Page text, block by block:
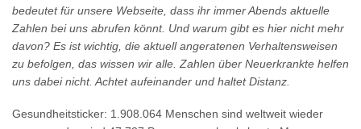
bedeutet für unsere Webseite, dass ihr immer Abends aktuelle
Zahlen bei uns abrufen könnt. Und warum gibt es hier nicht mehr
davon? Es ist wichtig, die aktuell angeratenen Verhaltensweisen
zu befolgen, das wissen wir alle. Zahlen über Neuerkrankte helfen
uns dabei nicht. Achtet aufeinander und haltet Distanz.
Gesundheitsticker: 1.908.064 Menschen sind weltweit wieder